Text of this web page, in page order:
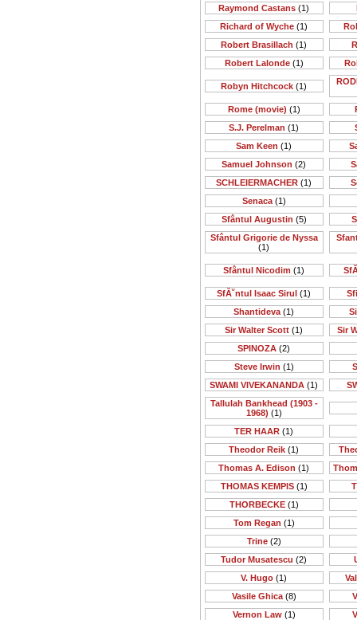
Raymond Castans (1)
Richard of Wyche (1)
Robert Brasillach (1)
Robert Lalonde(1)
Robyn Hitchcock (1)
Rome (movie) (1)
S.J. Perelman (1)
Sam Keen (1)
Samuel Johnson (2)
SCHLEIERMACHER (1)
Senaca(1)
Sfântul Augustin (5)
Sfântul Grigorie de Nyssa
(1)
Sfântul Nicodim (1)
SfĂ˘ntul Isaac Sirul (1)
Shantideva (1)
Sir Walter Scott (1)
Sir
SPINOZA (2)
Steve Irwin (1)
SWAMI VIVEKANANDA (1)
Tallulah Bankhead (1903 -
1968) (1)
TER HAAR (1)
Theodor Reik (1)
Thomas A. Edison (1)
THOMAS KEMPIS(1)
THORBECKE(1)
Tom Regan (1)
Trine(2)
Tudor Musatescu (2)
V. Hugo (1)
Vasile Ghica(8)
Vernon Law(1)